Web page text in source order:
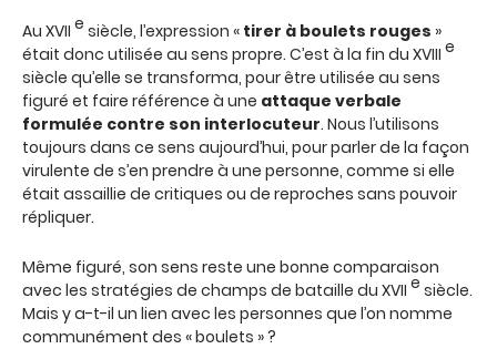
Au XVII e siècle, l’expression « tirer à boulets rouges »
était donc utilisée au sens propre. C’est à la fin du XVIII e
siècle qu’elle se transforma, pour être utilisée au sens
figuré et faire référence à une attaque verbale
formulée contre son interlocuteur. Nous l’utilisons
toujours dans ce sens aujourd’hui, pour parler de la façon
virulente de s’en prendre à une personne, comme si elle
était assaillie de critiques ou de reproches sans pouvoir
répliquer.
Même figuré, son sens reste une bonne comparaison
avec les stratégies de champs de bataille du XVII e siècle.
Mais y a-t-il un lien avec les personnes que l’on nomme
communément des « boulets » ?